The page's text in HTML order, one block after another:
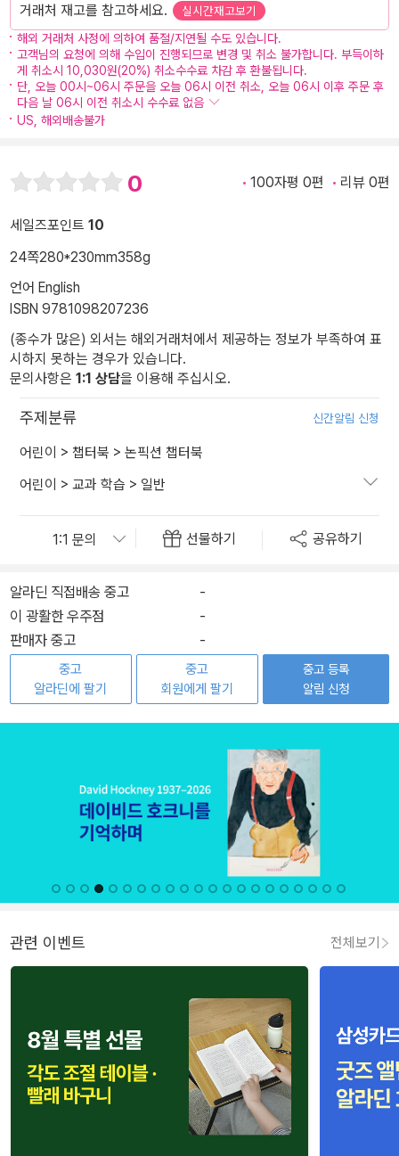
거래처 재고를 참고하세요.
실시간재고보기
해외 거래처 사정에 의하여 품절/지연될 수도 있습니다.
고객님의 요청에 의해 수입이 진행되므로 변경 및 취소 불가합니다. 부득이하
게 취소시 10,030원(20%) 취소수수료 차감 후 환불됩니다.
단, 오늘 00시~06시 주문을 오늘 06시 이전 취소, 오늘 06시 이후 주문 후
다음 날 06시 이전 취소시 수수료 없음
US, 해외배송불가
0 100자평 0편 리뷰 0편
세일즈포인트 10
24쪽280*230mm358g
언어 English
ISBN 9781098207236
(종수가 많은) 외서는 해외거래처에서 제공하는 정보가 부족하여 표
시하지 못하는 경우가 있습니다.
문의사항은 1:1 상담을 이용해 주십시오.
주제분류 신간알림 신청
어린이 > 챕터북 > 논픽션 챕터북
어린이 > 교과 학습 > 일반
선물하기 공유하기
알라딘 직접배송 중고
-
이 광활한 우주점
-
판매자 중고
-
중고
알라딘에 팔기
중고
회원에게 팔기
중고 등록
알림 신청
관련 이벤트 전체보기